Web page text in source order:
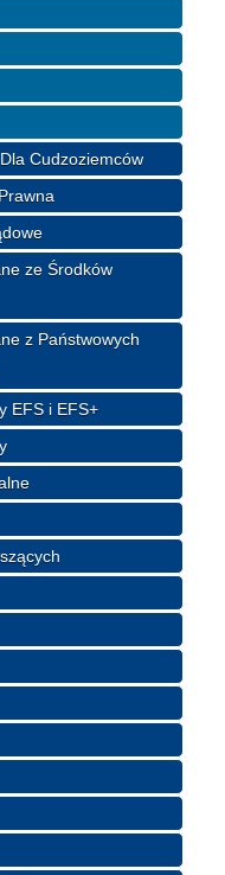
Cudzoziemców
ze Środków
z Państwowych
EFS i EFS+